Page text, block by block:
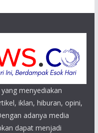
menyediakan
iklan, hiburan, opini,
adanya media
dapat menjadi